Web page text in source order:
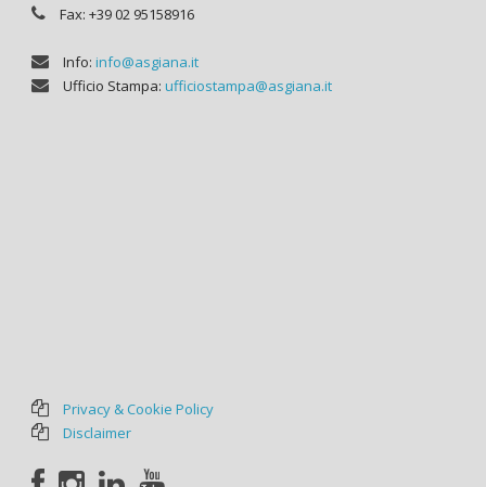
Fax: +39 02 95158916
Info: info@asgiana.it
Ufficio Stampa: ufficiostampa@asgiana.it
Privacy & Cookie Policy
Disclaimer